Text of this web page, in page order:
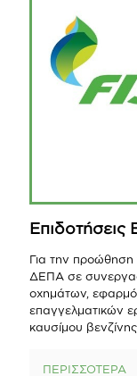
Για την προώθηση
ΔΕΠΑ σε
οχημάτων,
επαγγελματικών
καυσίμου
ΠΕΡΙΣΣΟΤΕΡΑ